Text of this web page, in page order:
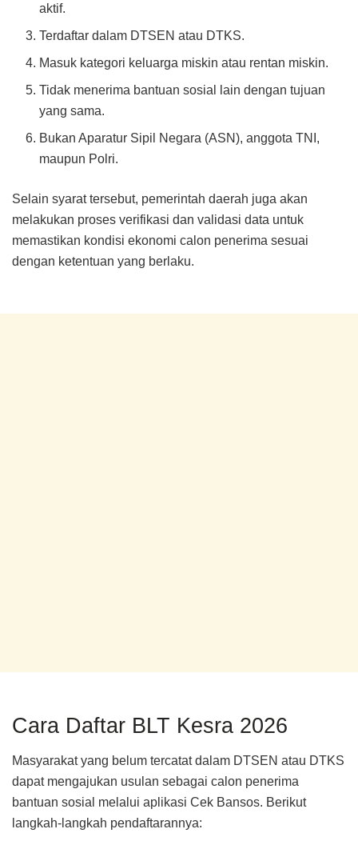
aktif.
Terdaftar dalam DTSEN atau DTKS.
Masuk kategori keluarga miskin atau rentan miskin.
Tidak menerima bantuan sosial lain dengan tujuan
yang sama.
Bukan Aparatur Sipil Negara (ASN), anggota TNI,
maupun Polri.
Selain syarat tersebut, pemerintah daerah juga akan
melakukan proses verifikasi dan validasi data untuk
memastikan kondisi ekonomi calon penerima sesuai
dengan ketentuan yang berlaku.
Cara Daftar BLT Kesra 2026
Masyarakat yang belum tercatat dalam DTSEN atau DTKS
dapat mengajukan usulan sebagai calon penerima
bantuan sosial melalui aplikasi Cek Bansos. Berikut
langkah-langkah pendaftarannya: